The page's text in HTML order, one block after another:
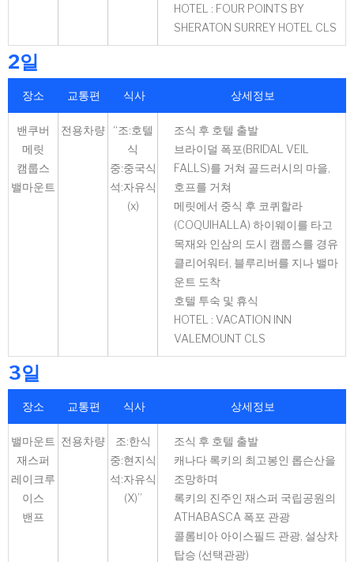
HOTEL : FOUR POINTS BY
SHERATON SURREY HOTEL CLS
2일
장소 교통편 식사 상세정보
밴쿠버
메릿
캠룹스
밸마운트
전용차량
“조:호텔
식
중:중국식
석:자유식
(x)
조식 후 호텔 출발
브라이덜 폭포(BRIDAL VEIL
FALLS)를 거쳐 골드러시의 마을,
호프를 거쳐
메릿에서 중식 후 코퀴할라
(COQUIHALLA) 하이웨이를 타고
목재와 인삼의 도시 캠룹스를 경유
클리어워터, 블루리버를 지나 밸마
운트 도착
호텔 투숙 및 휴식
HOTEL : VACATION INN
VALEMOUNT CLS
3일
장소 교통편 식사 상세정보
밸마운트
재스퍼
레이크루
이스
밴프
전용차량
조:한식
중:현지식
석:자유식
(X)”
조식 후 호텔 출발
캐나다 록키의 최고봉인 롭슨산을
조망하며
록키의 진주인 재스퍼 국립공원의
ATHABASCA 폭포 관광
콜롬비아 아이스필드 관광, 설상차
탑승 (선택관광)